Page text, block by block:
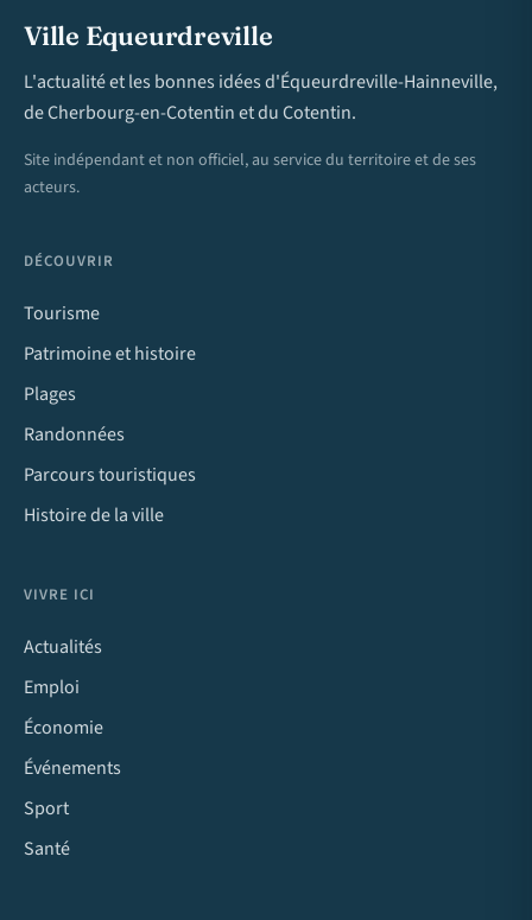
Ville Equeurdreville
L'actualité et les bonnes idées d'Équeurdreville-Hainneville,
de Cherbourg-en-Cotentin et du Cotentin.
Site indépendant et non officiel, au service du territoire et de ses
acteurs.
DÉCOUVRIR
Tourisme
Patrimoine et histoire
Plages
Randonnées
Parcours touristiques
Histoire de la ville
VIVRE ICI
Actualités
Emploi
Économie
Événements
Sport
Santé